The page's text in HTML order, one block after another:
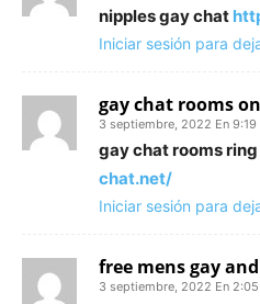
nipples gay chat
Iniciar sesión para
gay chat rooms
3 septiembre, 2022 En 9:19
gay chat rooms
chat.net/
Iniciar sesión para
free mens gay
3 septiembre, 2022 En